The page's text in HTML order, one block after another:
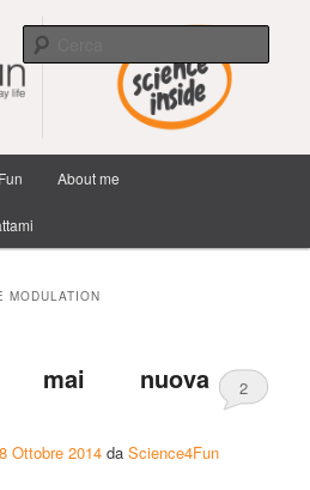
About me
MODULATION
mai nuova
8 Ottobre 2014 daScience4Fun
2